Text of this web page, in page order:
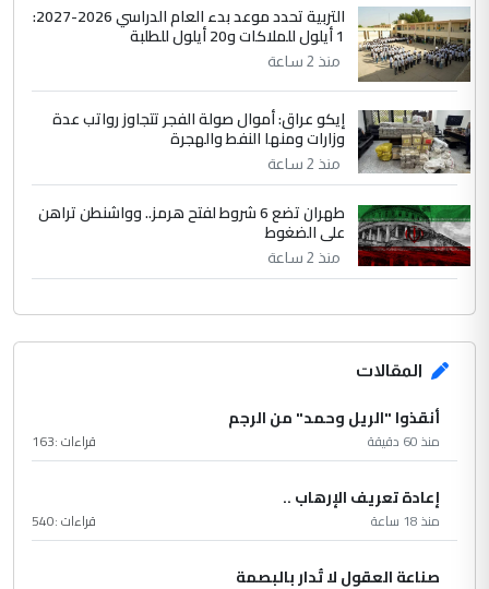
التربية تحدد موعد بدء العام الدراسي 2026-2027:
1 أيلول للملاكات و20 أيلول للطلبة
منذ 2 ساعة
إيكو عراق: أموال صولة الفجر تتجاوز رواتب عدة
وزارات ومنها النفط والهجرة
منذ 2 ساعة
طهران تضع 6 شروط لفتح هرمز.. وواشنطن تراهن
على الضغوط
منذ 2 ساعة
المقالات
أنقذوا "الريل وحمد" من الرجم
منذ 60 دقيقة قراءات :163
إعادة تعريف الإرهاب ..
منذ 18 ساعة قراءات :540
صناعة العقول لا تُدار بالبصمة